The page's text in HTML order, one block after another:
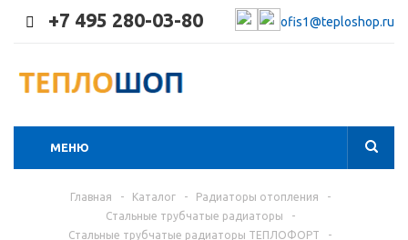
+7 495 280-03-80 ofis1@teploshop.ru
МЕНЮ
Главная - Каталог - Радиаторы отопления
-
Стальные трубчатые радиаторы
-
Стальные трубчатые радиаторы ТЕПЛОФОРТ
-